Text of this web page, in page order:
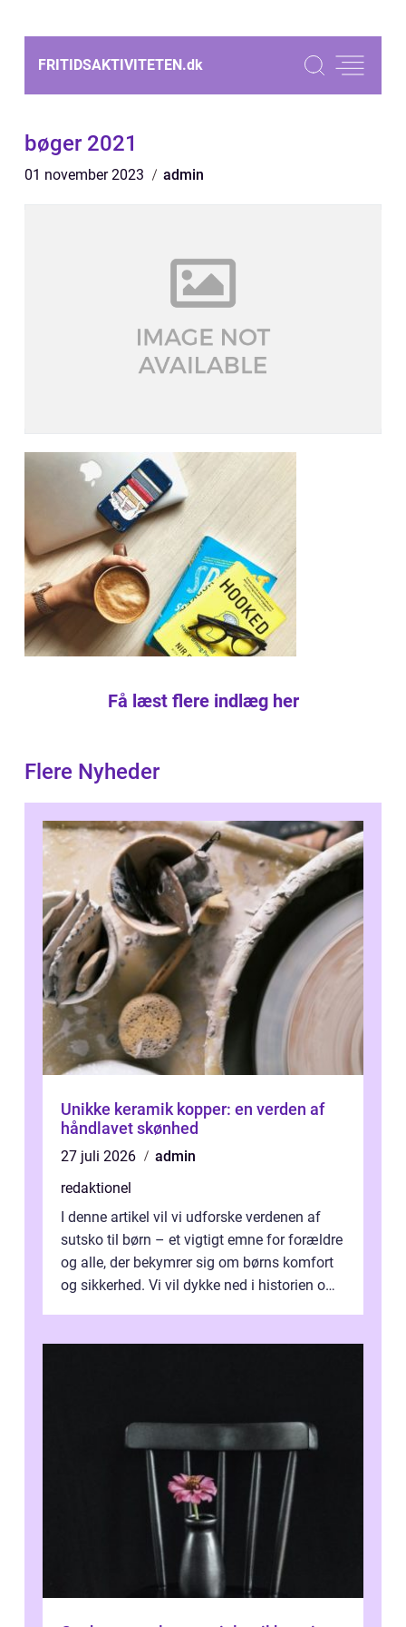
FRITIDSAKTIVITETEN.dk
bøger 2021
01 november 2023 admin
Få læst flere indlæg her
Flere Nyheder
Unikke keramik kopper: en verden af
håndlavet skønhed
27 juli 2026
admin
redaktionel
I denne artikel vil vi udforske verdenen af
sutsko til børn – et vigtigt emne for forældre
og alle, der bekymrer sig om børns komfort
og sikkerhed. Vi vil dykke ned i historien om,